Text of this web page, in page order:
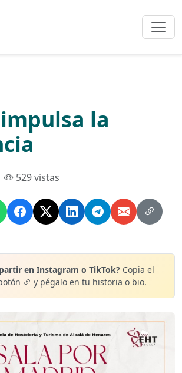
la
529 vistas
en Instagram o TikTok? Copia el
y pégalo en tu historia o bio.